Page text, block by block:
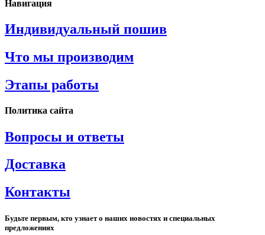
Навигация
Индивидуальный пошив
Что мы производим
Этапы работы
Политика сайта
Вопросы и ответы
Доставка
Контакты
Будьте первым, кто узнает о наших новостях и специальных
предложениях